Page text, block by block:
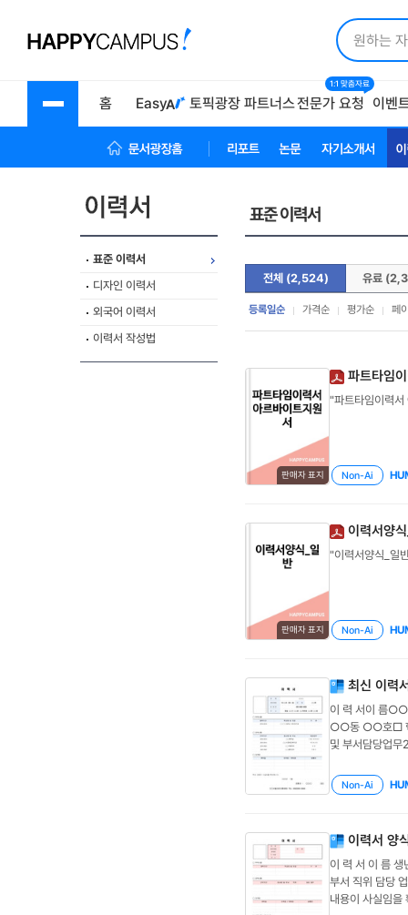
홈 Easy 토픽광장 파트너스전문가 요청
1:1 맞춤자료
이벤
문서광장 홈 리포트 논문 자기소개서
표준 이력서
디자인 이력서
외국어 이력서
이력서 작성법
표준 이력서
전체 (2,524) 유료
등록일순 가격순 평가순 페
판매자 표지
파트타임
"파트타임이력서
Non-Ai
판매자 표지
이력서양
"이력서양식_일
Non-Ai
최신 이력
이 력 서이 름
○○동 ○○호□ 학
및 부서담당업
5월지원자 :
Non-Ai
이력서 양
이 력 서 이 름
부서 직위 담당
내용이 사실임